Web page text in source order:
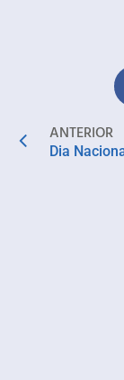
ANTERIOR